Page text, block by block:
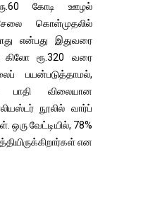
கோடி ஊழல்
கொள்முதலில்
என்பது இதுவரை
கிலோ ரூ.320 வரை
பயன்படுத்தாமல்,
பாதி விலையான
நூலில் வார்ப்
ஒரு வேட்டியில், 78%
என